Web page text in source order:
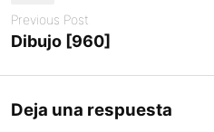
Previous Post
Dibujo [960]
Deja una respuesta